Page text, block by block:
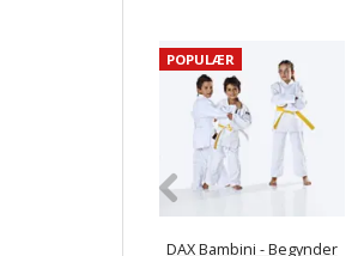
POPULÆR
DAX Bambini - Begynder